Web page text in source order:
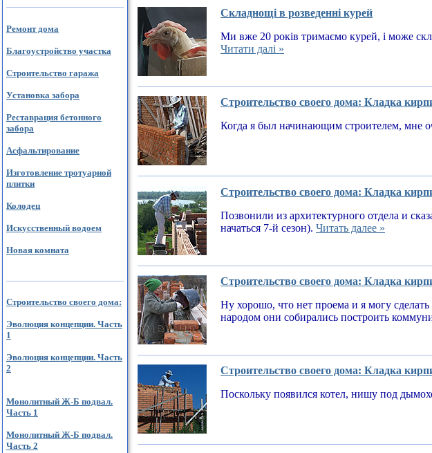
Ремонт дома
Благоустройство участка
Строительство гаража
Установка забора
Реставрация бетонного
забора
Асфальтирование
Изготовление тротуарной
плитки
Колодец
Искусственный водоем
Новая комната
Строительство своего дома:
Эволюция концепции. Часть
1
Эволюция концепции. Часть
2
Монолитный Ж-Б подвал.
Часть 1
Монолитный Ж-Б подвал.
Часть 2
Складнощі в розведенні курей
Ми вже 20 років тримаємо курей, і може
Читати далі »
Строительство своего дома: Кладка
Когда я был начинающим строителем, мне
Строительство своего дома: Кладка
Позвонили из архитектурного отдела и
начаться 7-й сезон). Читать далее »
Строительство своего дома: Кладка
Ну хорошо, что нет проема и я могу
народом они собирались построить
Строительство своего дома: Кладка
Поскольку появился котел, нишу под